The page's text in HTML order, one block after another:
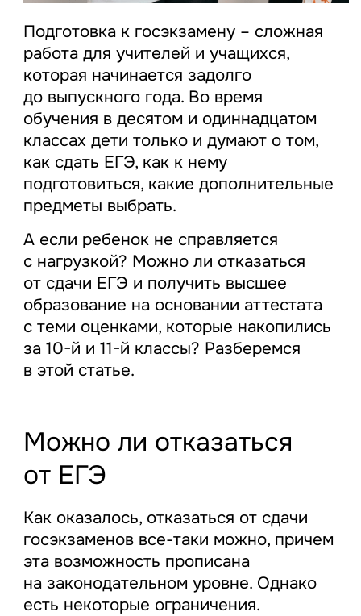
Подготовка к госэкзамену – сложная
работа для учителей и учащихся,
которая начинается задолго
до выпускного года. Во время
обучения в десятом и одиннадцатом
классах дети только и думают о том,
как сдать ЕГЭ, как к нему
подготовиться, какие дополнительные
предметы выбрать.
А если ребенок не справляется
с нагрузкой? Можно ли отказаться
от сдачи ЕГЭ и получить высшее
образование на основании аттестата
с теми оценками, которые накопились
за 10-й и 11-й классы? Разберемся
в этой статье.
Можно ли отказаться
от ЕГЭ
Как оказалось, отказаться от сдачи
госэкзаменов все-таки можно, причем
эта возможность прописана
на законодательном уровне. Однако
есть некоторые ограничения.